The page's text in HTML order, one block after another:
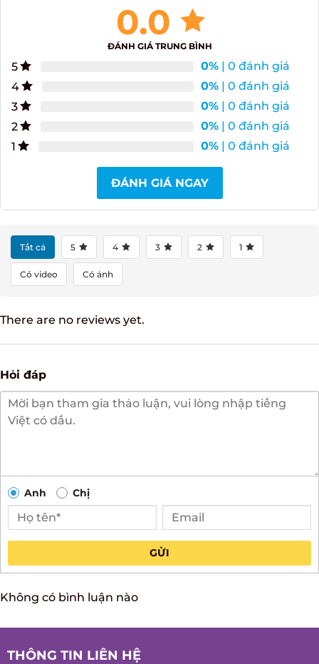
0.0
ĐÁNH GIÁ TRUNG BÌNH
5 0% | 0 đánh giá
4
0% | 0 đánh giá
3
0% | 0 đánh giá
2
0% | 0 đánh giá
1
0% | 0 đánh giá
ĐÁNH GIÁ NGAY
Tất cả 5 4 3 2 1
Có video Có ảnh
There are no reviews yet.
Hỏi đáp
Anh Chị
GỬI
Không có bình luận nào
THÔNG TIN LIÊN HỆ